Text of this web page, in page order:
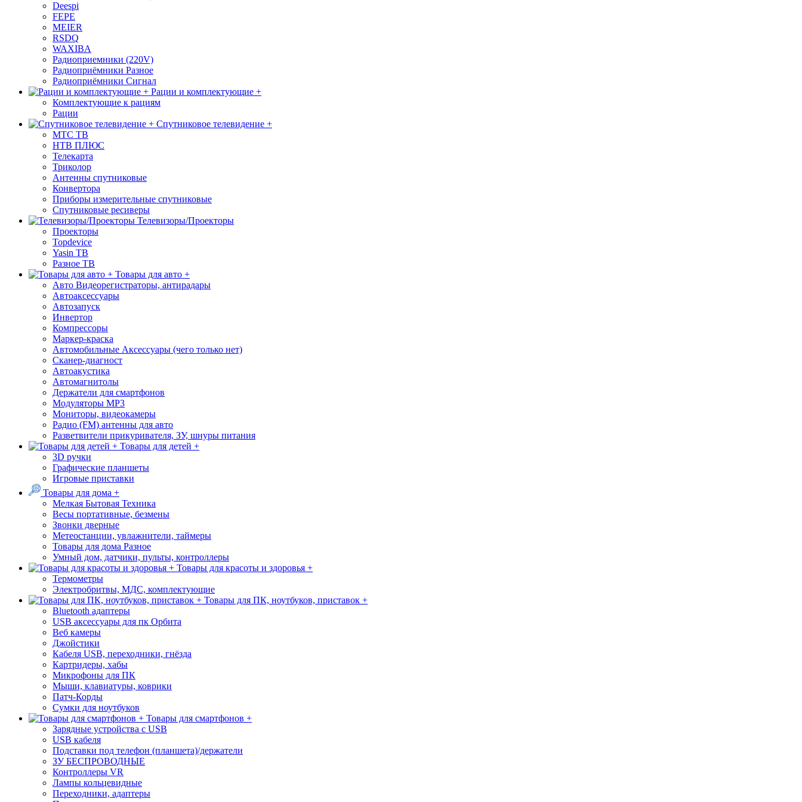
Deespi
FEPE
MEIER
RSDQ
WAXIBA
Радиоприемники (220V)
Радиоприёмники Разное
Радиоприёмники Сигнал
Рации и комплектующие +
Комплектующие к рациям
Рации
Спутниковое телевидение +
МТС ТВ
НТВ ПЛЮС
Телекарта
Триколор
Антенны спутниковые
Конвертора
Приборы измерительные спутниковые
Спутниковые ресиверы
Телевизоры/Проекторы
Проекторы
Topdevice
Yasin ТВ
Разное ТВ
Товары для авто +
Авто Видеорегистраторы, антирадары
Автоаксессуары
Автозапуск
Инвертор
Компрессоры
Маркер-краска
Автомобильные Аксессуары (чего только нет)
Сканер-диагност
Автоакустика
Автомагнитолы
Держатели для смартфонов
Модуляторы МР3
Мониторы, видеокамеры
Радио (FM) антенны для авто
Разветвители прикуривателя, ЗУ, шнуры питания
Товары для детей +
3D ручки
Графические планшеты
Игровые приставки
Товары для дома +
Мелкая Бытовая Техника
Весы портативные, безмены
Звонки дверные
Метеостанции, увлажнители, таймеры
Товары для дома Разное
Умный дом, датчики, пульты, контроллеры
Товары для красоты и здоровья +
Термометры
Электробритвы, МДС, комплектующие
Товары для ПК, ноутбуков, приставок +
Bluetooth адаптеры
USB аксессуары для пк Орбита
Веб камеры
Джойстики
Кабеля USB, переходники, гнёзда
Картридеры, хабы
Микрофоны для ПК
Мыши, клавиатуры, коврики
Патч-Корды
Сумки для ноутбуков
Товары для смартфонов +
Зарядные устройства с USB
USB кабеля
Подставки под телефон (планшета)/держатели
ЗУ БЕСПРОВОДНЫЕ
Контроллеры VR
Лампы кольцевидные
Переходники, адаптеры